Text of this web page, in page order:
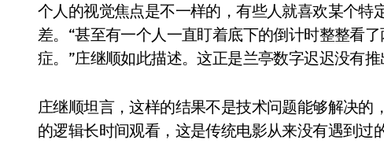
个人的视觉焦点是不一样的，有些人就喜欢某个特
差。“甚至有一个人一直盯着底下的倒计时整整看
症。”庄继顺如此描述。这正是兰亭数字迟迟没有推
庄继顺坦言，这样的结果不是技术问题能够解决
的逻辑长时间观看，这是传统电影从来没有遇到过